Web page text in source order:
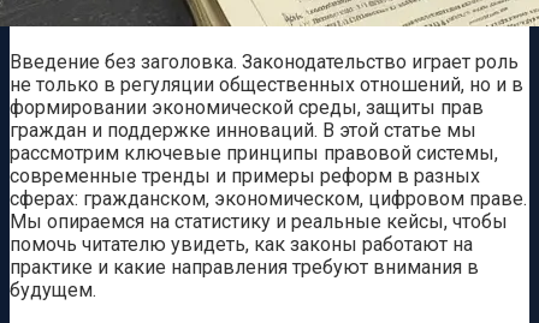
Введение без заголовка. Законодательство играет роль
не только в регуляции общественных отношений, но и в
формировании экономической среды, защиты прав
граждан и поддержке инноваций. В этой статье мы
рассмотрим ключевые принципы правовой системы,
современные тренды и примеры реформ в разных
сферах: гражданском, экономическом, цифровом праве.
Мы опираемся на статистику и реальные кейсы, чтобы
помочь читателю увидеть, как законы работают на
практике и какие направления требуют внимания в
будущем.